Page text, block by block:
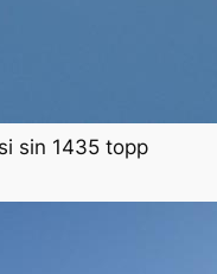
sin 1435 topp